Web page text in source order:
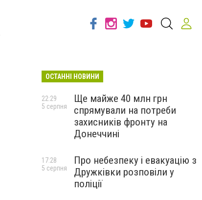
ОСТАННІ НОВИНИ
Ще майже 40 млн грн
спрямували на потреби
захисників фронту на
Донеччині
22:29
5 серпня
Про небезпеку і евакуацію з
Дружківки розповіли у
поліції
17:28
5 серпня